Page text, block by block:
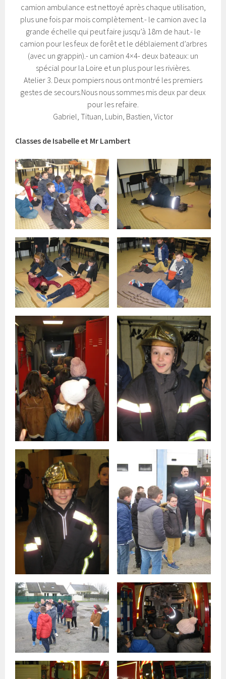
camion ambulance est nettoyé après chaque utilisation,
plus une fois par mois complètement.- le camion avec la
grande échelle qui peut faire jusqu’à 18m de haut.- le
camion pour les feux de forêt et le déblaiement d’arbres
(avec un grappin).- un camion 4×4- deux bateaux: un
spécial pour la Loire et un plus pour les rivières.
Atelier 3. Deux pompiers nous ont montré les premiers
gestes de secours.Nous nous sommes mis deux par deux
pour les refaire.
Gabriel, Tituan, Lubin, Bastien, Victor
Classes de Isabelle et Mr Lambert